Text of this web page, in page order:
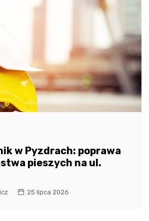
w Pyzdrach: poprawa
pieszych na ul.
25 lipca 2026